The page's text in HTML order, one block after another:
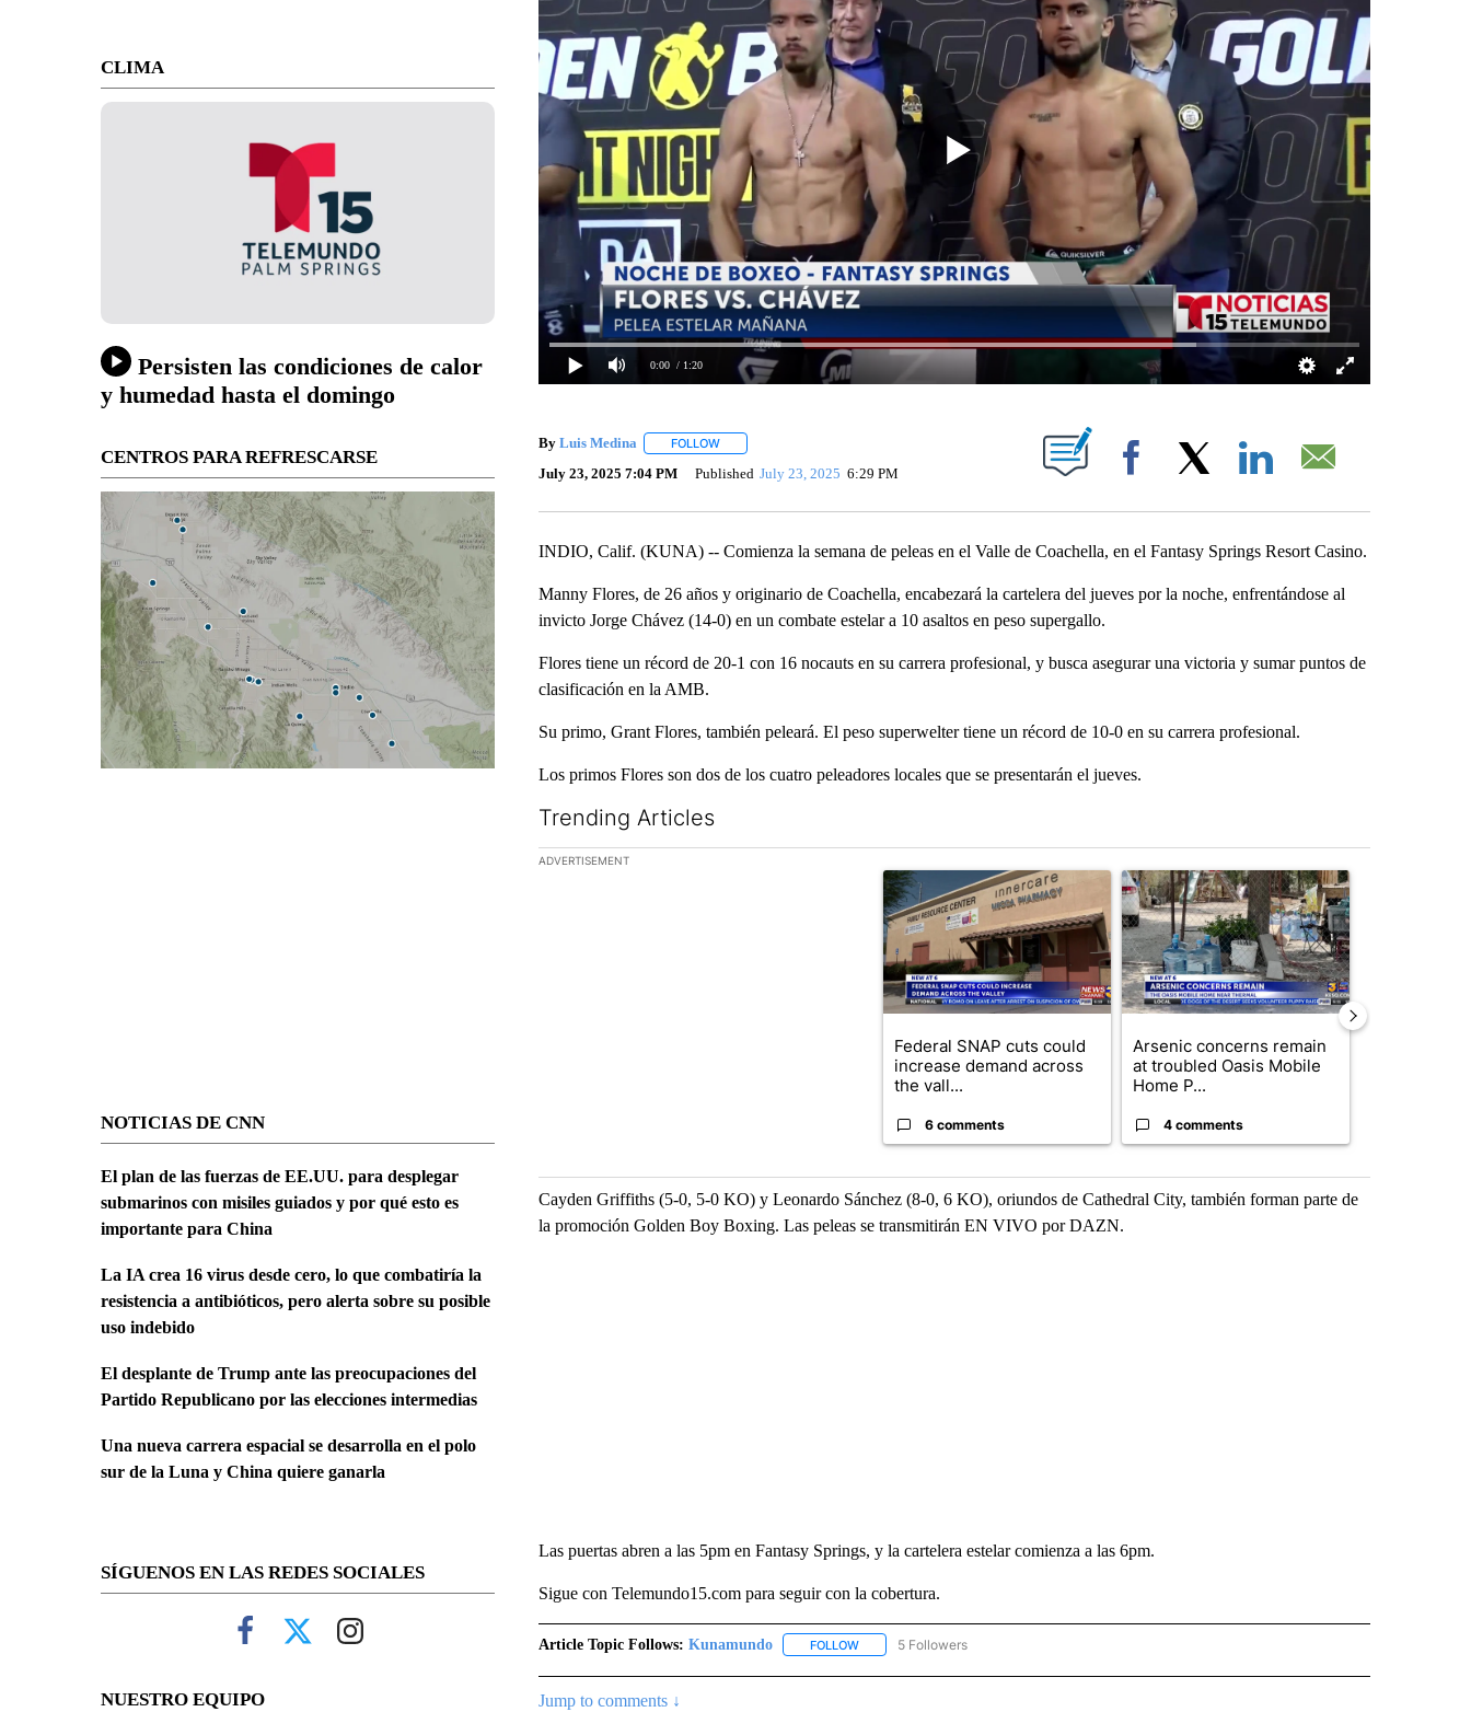
CLIMA
Persisten las condiciones de calor
y humedad hasta el domingo
CENTROS PARA REFRESCARSE
NOTICIAS DE CNN
El plan de las fuerzas de EE.UU. para desplegar
submarinos con misiles guiados y por qué esto es
importante para China
La IA crea 16 virus desde cero, lo que combatiría la
resistencia a antibióticos, pero alerta sobre su posible
uso indebido
El desplante de Trump ante las preocupaciones del
Partido Republicano por las elecciones intermedias
Una nueva carrera espacial se desarrolla en el polo
sur de la Luna y China quiere ganarla
SÍGUENOS EN LAS REDES SOCIALES
NUESTRO EQUIPO
0:00 / 1:20
By Luis Medina FOLLOWFOLLOW "" TO RECEIVE NOTIFICATIONS ABOUT NEW PAGES ON "".
July 23, 2025 7:04 PM Published July 23, 2025 6:29 PM Facebook
INDIO, Calif. (KUNA) -- Comienza la semana de peleas en el Valle de Coachella, en el Fantasy Springs Resort Casino.
Manny Flores, de 26 años y originario de Coachella, encabezará la cartelera del jueves por la noche, enfrentándose al
invicto Jorge Chávez (14-0) en un combate estelar a 10 asaltos en peso supergallo.
Flores tiene un récord de 20-1 con 16 nocauts en su carrera profesional, y busca asegurar una victoria y sumar puntos de
clasificación en la AMB.
Su primo, Grant Flores, también peleará. El peso superwelter tiene un récord de 10-0 en su carrera profesional.
Los primos Flores son dos de los cuatro peleadores locales que se presentarán el jueves.
Trending Articles
The following is a list of the most commented articles in the last 7 days.
ADVERTISEMENT
A trending article titled "Federal SNAP cuts could increase demand across the
Federal SNAP cuts could
increase demand across
the vall...
6 comments
A trending article titled "Arsenic concerns
Arsenic concerns remain
at troubled Oasis Mobile
Home P...
4 comments
Cayden Griffiths (5-0, 5-0 KO) y Leonardo Sánchez (8-0, 6 KO), oriundos de Cathedral City, también forman parte de
la promoción Golden Boy Boxing. Las peleas se transmitirán EN VIVO por DAZN.
Las puertas abren a las 5pm en Fantasy Springs, y la cartelera estelar comienza a las 6pm.
Sigue con Telemundo15.com para seguir con la cobertura.
Article Topic Follows: Kunamundo FOLLOWFOLLOW "KUNAMUNDO" TO RECEIVE NOTIFICATIONS ABOUT NEW PAGES ON "KUNAMUNDO".
5 Followers
Jump to comments ↓